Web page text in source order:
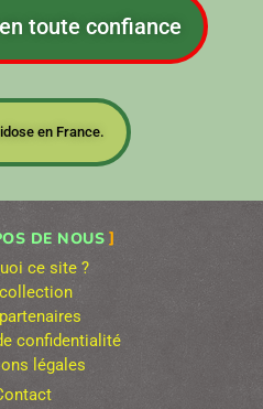
toute confiance
en France.
DE NOUS
ce site ?
confidentialité
légales